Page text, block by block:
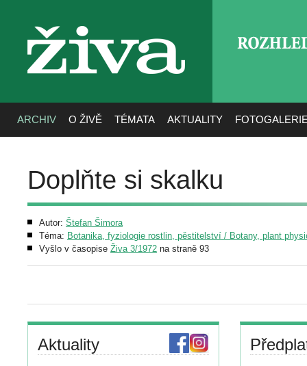
živa
ARCHIV O ŽIVĚ TÉMATA AKTUALITY
Doplňte si skalku
Autor: Štefan Šimora
Téma: Botanika, fyziologie rostlin, pěstitelství / Botany, plant
Vyšlo v časopise Živa 3/1972 na straně 93
Aktuality